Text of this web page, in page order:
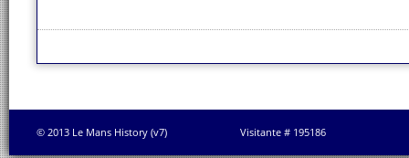
© 2013 Le Mans History (v7) Visitante # 195186